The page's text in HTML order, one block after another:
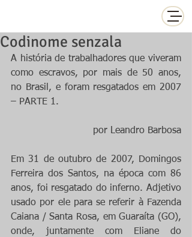
Codinome senzala
A história de trabalhadores que viveram
como escravos, por mais de 50 anos,
no Brasil, e foram resgatados em 2007
– PARTE 1.
por Leandro Barbosa
Em 31 de outubro de 2007, Domingos
Ferreira dos Santos, na época com 86
anos, foi resgatado do inferno. Adjetivo
usado por ele para se referir à Fazenda
Caiana / Santa Rosa, em Guaraíta (GO),
onde, juntamente com Eliane do